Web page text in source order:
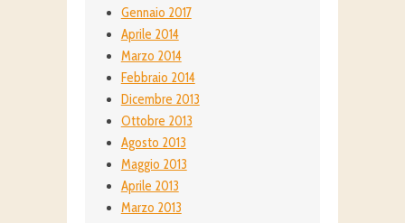
Gennaio 2017
Aprile 2014
Marzo 2014
Febbraio 2014
Dicembre 2013
Ottobre 2013
Agosto 2013
Maggio 2013
Aprile 2013
Marzo 2013